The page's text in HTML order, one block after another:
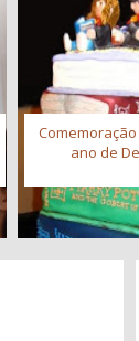
Comemoração
ano de